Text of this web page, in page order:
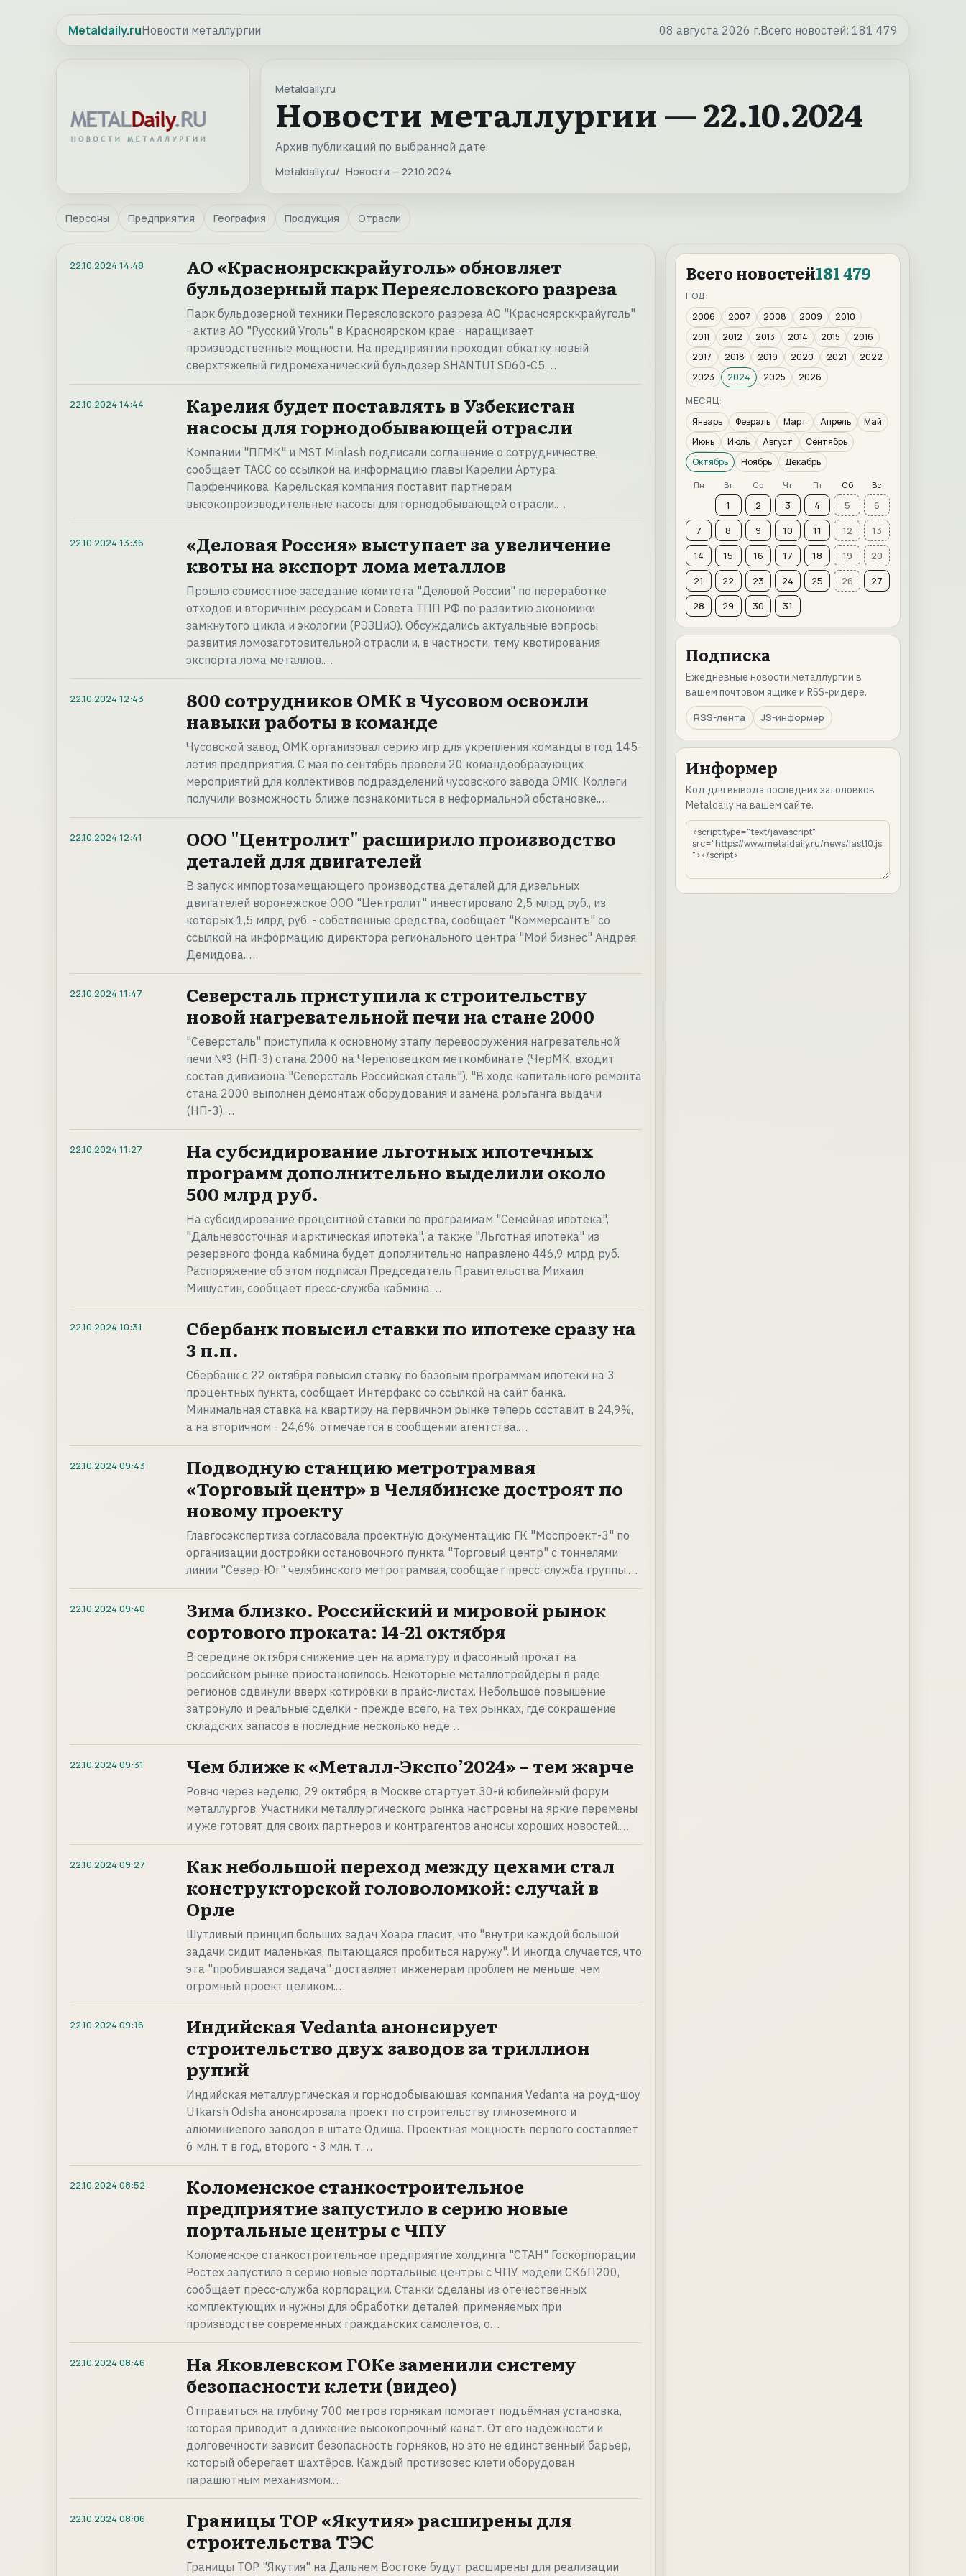
Metaldaily.ruНовости металлургии 08 августа 2026 г.Всего новостей: 181 479
Metaldaily.ru
Новости металлургии — 22.10.2024
Архив публикаций по выбранной дате.
Metaldaily.ru Новости — 22.10.2024
Персоны Предприятия География Продукция Отрасли
22.10.2024 14:48
АО «Красноярсккрайуголь» обновляет
бульдозерный парк Переясловского разреза
Парк бульдозерной техники Переясловского разреза АО "Красноярсккрайуголь"
- актив АО "Русский Уголь" в Красноярском крае - наращивает
производственные мощности. На предприятии проходит обкатку новый
сверхтяжелый гидромеханический бульдозер SHANTUI SD60-C5.…
22.10.2024 14:44
Карелия будет поставлять в Узбекистан
насосы для горнодобывающей отрасли
Компании "ПГМК" и MST Minlash подписали соглашение о сотрудничестве,
сообщает ТАСС со ссылкой на информацию главы Карелии Артура
Парфенчикова. Карельская компания поставит партнерам
высокопроизводительные насосы для горнодобывающей отрасли.…
22.10.2024 13:36
«Деловая Россия» выступает за увеличение
квоты на экспорт лома металлов
Прошло совместное заседание комитета "Деловой России" по переработке
отходов и вторичным ресурсам и Совета ТПП РФ по развитию экономики
замкнутого цикла и экологии (РЭЗЦиЭ). Обсуждались актуальные вопросы
развития ломозаготовительной отрасли и, в частности, тему квотирования
экспорта лома металлов.…
22.10.2024 12:43
800 сотрудников ОМК в Чусовом освоили
навыки работы в команде
Чусовской завод ОМК организовал серию игр для укрепления команды в год 145-
летия предприятия. С мая по сентябрь провели 20 командообразующих
мероприятий для коллективов подразделений чусовского завода ОМК. Коллеги
получили возможность ближе познакомиться в неформальной обстановке.…
22.10.2024 12:41
ООО "Центролит" расширило производство
деталей для двигателей
В запуск импортозамещающего производства деталей для дизельных
двигателей воронежское ООО "Центролит" инвестировало 2,5 млрд руб., из
которых 1,5 млрд руб. - собственные средства, сообщает "Коммерсантъ" со
ссылкой на информацию директора регионального центра "Мой бизнес" Андрея
Демидова.…
22.10.2024 11:47
Северсталь приступила к строительству
новой нагревательной печи на стане 2000
"Северсталь" приступила к основному этапу перевооружения нагревательной
печи №3 (НП-3) стана 2000 на Череповецком меткомбинате (ЧерМК, входит
состав дивизиона "Северсталь Российская сталь"). "В ходе капитального ремонта
стана 2000 выполнен демонтаж оборудования и замена рольганга выдачи
(НП-3).…
22.10.2024 11:27
На субсидирование льготных ипотечных
программ дополнительно выделили около
500 млрд руб.
На субсидирование процентной ставки по программам "Семейная ипотека",
"Дальневосточная и арктическая ипотека", а также "Льготная ипотека" из
резервного фонда кабмина будет дополнительно направлено 446,9 млрд руб.
Распоряжение об этом подписал Председатель Правительства Михаил
Мишустин, сообщает пресс-служба кабмина.…
22.10.2024 10:31
Сбербанк повысил ставки по ипотеке сразу на
3 п.п.
Сбербанк с 22 октября повысил ставку по базовым программам ипотеки на 3
процентных пункта, сообщает Интерфакс со ссылкой на сайт банка.
Минимальная ставка на квартиру на первичном рынке теперь составит в 24,9%,
а на вторичном - 24,6%, отмечается в сообщении агентства.…
22.10.2024 09:43
Подводную станцию метротрамвая
«Торговый центр» в Челябинске достроят по
новому проекту
Главгосэкспертиза согласовала проектную документацию ГК "Моспроект-3" по
организации достройки остановочного пункта "Торговый центр" с тоннелями
линии "Север-Юг" челябинского метротрамвая, сообщает пресс-служба группы.…
22.10.2024 09:40
Зима близко. Российский и мировой рынок
сортового проката: 14-21 октября
В середине октября снижение цен на арматуру и фасонный прокат на
российском рынке приостановилось. Некоторые металлотрейдеры в ряде
регионов сдвинули вверх котировки в прайс-листах. Небольшое повышение
затронуло и реальные сделки - прежде всего, на тех рынках, где сокращение
складских запасов в последние несколько неде…
22.10.2024 09:31 Чем ближе к «Металл-Экспо’2024» – тем жарче
Ровно через неделю, 29 октября, в Москве стартует 30-й юбилейный форум
металлургов. Участники металлургического рынка настроены на яркие перемены
и уже готовят для своих партнеров и контрагентов анонсы хороших новостей.…
22.10.2024 09:27
Как небольшой переход между цехами стал
конструкторской головоломкой: случай в
Орле
Шутливый принцип больших задач Хоара гласит, что "внутри каждой большой
задачи сидит маленькая, пытающаяся пробиться наружу". И иногда случается, что
эта "пробившаяся задача" доставляет инженерам проблем не меньше, чем
огромный проект целиком.…
22.10.2024 09:16
Индийская Vedanta анонсирует
строительство двух заводов за триллион
рупий
Индийская металлургическая и горнодобывающая компания Vedanta на роуд-шоу
Utkarsh Odisha анонсировала проект по строительству глиноземного и
алюминиевого заводов в штате Одиша. Проектная мощность первого составляет
6 млн. т в год, второго - 3 млн. т.…
22.10.2024 08:52
Коломенское станкостроительное
предприятие запустило в серию новые
портальные центры с ЧПУ
Коломенское станкостроительное предприятие холдинга "СТАН" Госкорпорации
Ростех запустило в серию новые портальные центры с ЧПУ модели СК6П200,
сообщает пресс-служба корпорации. Станки сделаны из отечественных
комплектующих и нужны для обработки деталей, применяемых при
производстве современных гражданских самолетов, о…
22.10.2024 08:46
На Яковлевском ГОКе заменили систему
безопасности клети (видео)
Отправиться на глубину 700 метров горнякам помогает подъёмная установка,
которая приводит в движение высокопрочный канат. От его надёжности и
долговечности зависит безопасность горняков, но это не единственный барьер,
который оберегает шахтёров. Каждый противовес клети оборудован
парашютным механизмом.…
22.10.2024 08:06
Границы ТОР «Якутия» расширены для
строительства ТЭС
Границы ТОР "Якутия" на Дальнем Востоке будут расширены для реализации
Всего новостей181 479
ГОД:
2006
2007 2008 2009
2010
2011
2012 2013 2014 2015
2016
2017
2018 2019 2020 2021
2022
2023
2024 2025
2026
МЕСЯЦ:
Январь
Февраль Март Апрель
Май
Июнь
Июль Август
Сентябрь
Октябрь
Ноябрь Декабрь
Пн Вт Ср Чт Пт Сб Вс
1 2 3 4 5
6
7
8 9 10 11 12
13
14
15 16 17 18 19
20
21
22 23 24 25 26
27
28
29 30 31
Подписка
Ежедневные новости металлургии в
вашем почтовом ящике и RSS-ридере.
RSS-лента
JS-информер
Информер
Код для вывода последних заголовков
Metaldaily на вашем сайте.